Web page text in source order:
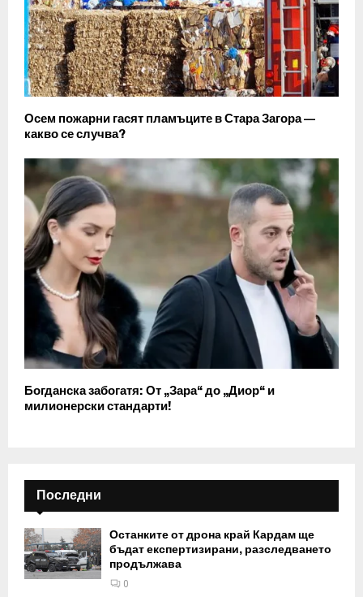
Осем пожарни гасят пламъците в Стара Загора —
какво се случва?
Богданска забогатя: От „Зара“ до „Диор“ и
милионерски стандарти!
Последни
Останките от дрона край Кардам ще
бъдат експертизирани, разследването
продължава
0